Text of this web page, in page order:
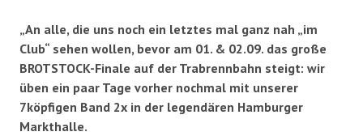
„An alle, die uns noch ein letztes mal ganz nah „im
Club“ sehen wollen, bevor am 01. & 02.09. das große
BROTSTOCK-Finale auf der Trabrennbahn steigt: wir
üben ein paar Tage vorher nochmal mit unserer
7köpfigen Band 2x in der legendären Hamburger
Markthalle.